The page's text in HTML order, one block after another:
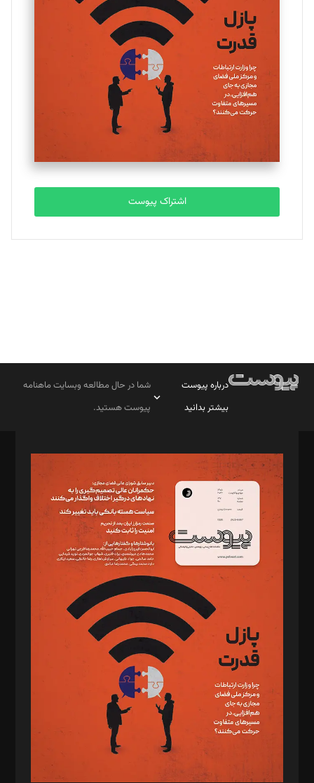
یسنا امان‌پور
تحریریه
ملینا جعفری
تحریریه
مصطفی مسجدی آرانی
تحریریه
بابک نقاش
تحریریه
اشتراک پیوست
درباره پیوست
بیشتر بدانید
شما در حال مطالعه وبسایت ماهنامه
پیوست هستید.
مدیر مسئول: محمدباقر اثنی‌عشری
سردبیر: مهرک محمودی
دبیر تحریریه: میثم قاسمی
د‌بیر ناداستان: سمانه سمیع
د‌بیر خدمت و تجارت: ابوالفضل رجبی
د‌بیر حقوق فناوری: حسام‌الدین ایپکچی
د‌بیر پیوست جهان: مینا پاکدل
د‌بیر تحریریه آنلاین: بابک نقاش
تحریریه‌: مجتبی محمود‌ی، آرش برهمند، یسنا امان‌پور، سروش کرمیان،
مصطفی مسجدی آرانی، ابوالفضل رجبی، زهرا فکرانه، فائزه فتحی
رستمی،مصطفی باستان
ویرایش: نگار استاد‌‌آقا
طراح یونیفرم: مجید توکلی
فیلمبرداری و عکاسی: امیر شفیعی، مانی لطفی زاده
گرافیک و صفحه‌آرایی: سید‌سبحان‌علی ثابت
مد‌یر توسعه تجاری: کامبیز برید‌
امور مالی: شاپور رهبری، محمد‌ کاظمی‌نیا